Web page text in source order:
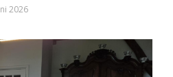
2026